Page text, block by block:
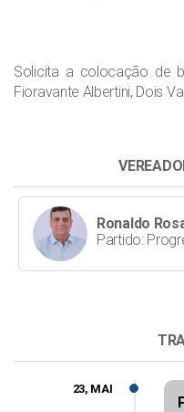
Solicita a colocação de
Fioravante Albertini, Dois
Ronaldo
Partido:
23, MAI